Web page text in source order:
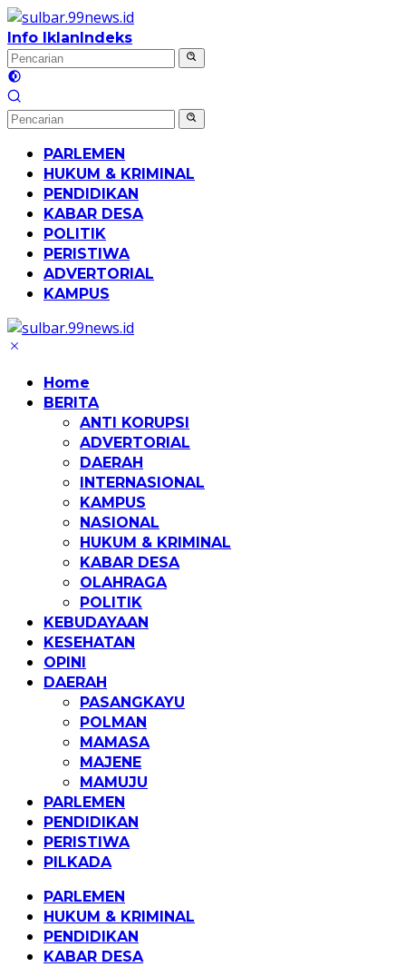
Langsung
ke
konten
Info IklanIndeks
PARLEMEN
HUKUM & KRIMINAL
PENDIDIKAN
KABAR DESA
POLITIK
PERISTIWA
ADVERTORIAL
KAMPUS
Home
BERITA
ANTI KORUPSI
ADVERTORIAL
DAERAH
INTERNASIONAL
KAMPUS
NASIONAL
HUKUM & KRIMINAL
KABAR DESA
OLAHRAGA
POLITIK
KEBUDAYAAN
KESEHATAN
OPINI
DAERAH
PASANGKAYU
POLMAN
MAMASA
MAJENE
MAMUJU
PARLEMEN
PENDIDIKAN
PERISTIWA
PILKADA
PARLEMEN
HUKUM & KRIMINAL
PENDIDIKAN
KABAR DESA